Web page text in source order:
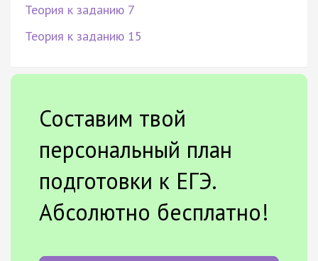
Теория к заданию 7
Теория к заданию 15
Составим твой
персональный план
подготовки к ЕГЭ.
Абсолютно бесплатно!